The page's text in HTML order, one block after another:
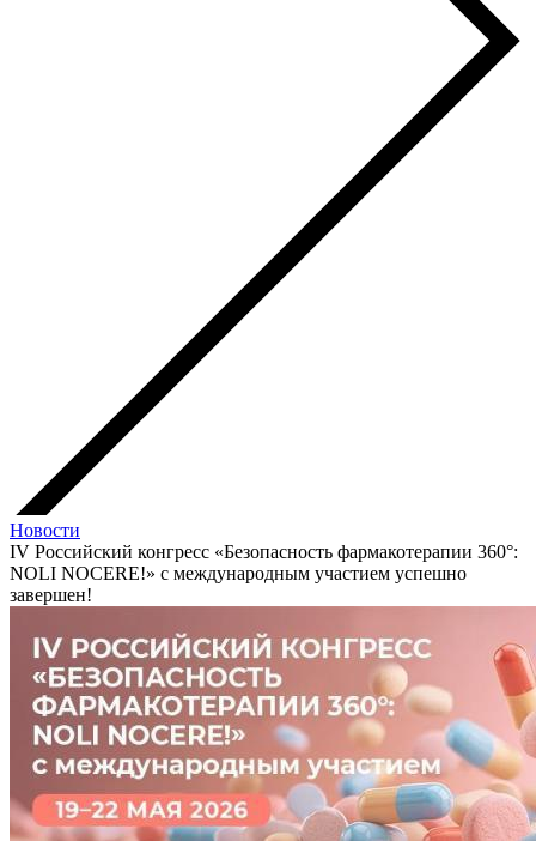
Новости
IV Российский конгресс «Безопасность фармакотерапии 360°:
NOLI NOCERE!» с международным участием успешно
завершен!